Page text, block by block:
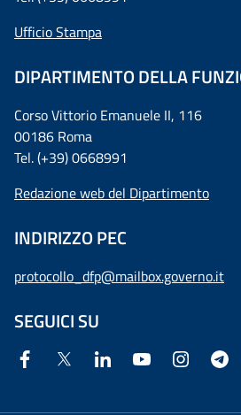
Ufficio Stampa
DIPARTIMENTO DELLA
Corso Vittorio Emanuele II, 116
00186 Roma
Tel. (+39) 0668991
Redazione web del Dipartimento
INDIRIZZO PEC
protocollo_dfp@mailbox.governo.it
SEGUICI SU